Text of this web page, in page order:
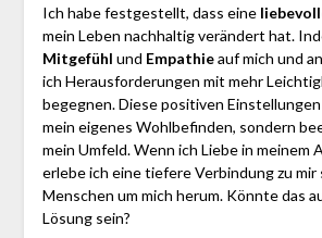
Ich habe festgestellt, dass eine
mein Leben nachhaltig verändert hat.
Mitgefühl und Empathieauf mich und
ich Herausforderungen mit mehr
begegnen. Diese positiven
mein eigenes Wohlbefinden, sondern
mein Umfeld. Wenn ich Liebe in meinem
erlebe ich eine tiefere Verbindung zu mir
Menschen um mich herum. Könnte das
Lösung sein?